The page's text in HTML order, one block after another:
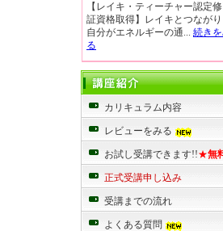
【レイキ・ティーチャー認定修
証資格取得】レイキとつながり
自分がエネルギーの通... 続き
る
カリキュラム内容
レビューをみる
お試し受講できます!!★無
正式受講申し込み
受講までの流れ
よくある質問